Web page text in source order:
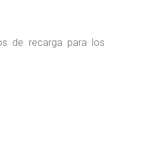
de recarga para los